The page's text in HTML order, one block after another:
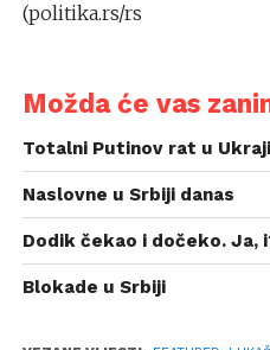
(politika.rs/rs
Možda će vas
Totalni Putinov rat u
Naslovne u Srbiji danas
Dodik čekao i dočeko. Ja,
Blokade u Srbiji